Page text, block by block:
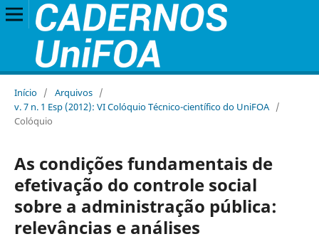
Início / Arquivos /
v. 7 n. 1 Esp (2012): VI Colóquio Técnico-científico do UniFOA /
Colóquio
As condições fundamentais de
efetivação do controle social
sobre a administração pública:
relevâncias e análises